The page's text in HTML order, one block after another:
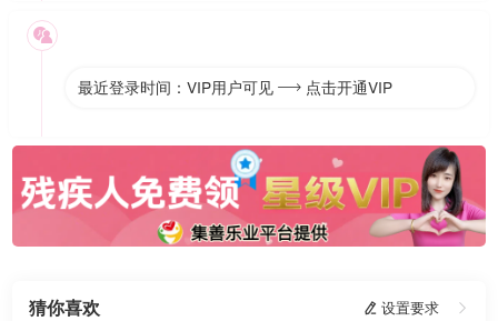

最近登录时间：VIP用户可见  点击开通VIP
猜你喜欢  设置要求 